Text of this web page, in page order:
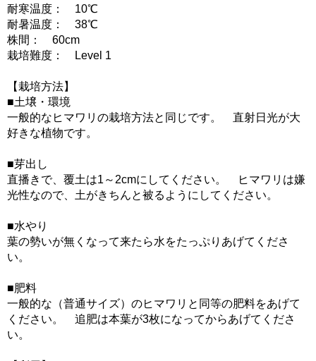
耐寒温度： 10℃
耐暑温度： 38℃
株間： 60cm
栽培難度： Level 1
【栽培方法】
■土壌・環境
一般的なヒマワリの栽培方法と同じです。 直射日光が大
好きな植物です。
■芽出し
直播きで、覆土は1～2cmにしてください。 ヒマワリは嫌
光性なので、土がきちんと被るようにしてください。
■水やり
葉の勢いが無くなって来たら水をたっぷりあげてくださ
い。
■肥料
一般的な（普通サイズ）のヒマワリと同等の肥料をあげて
ください。 追肥は本葉が3枚になってからあげてくださ
い。